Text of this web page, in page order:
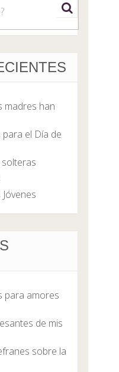
madres han
el Día de
para amores
de mis
sobre la